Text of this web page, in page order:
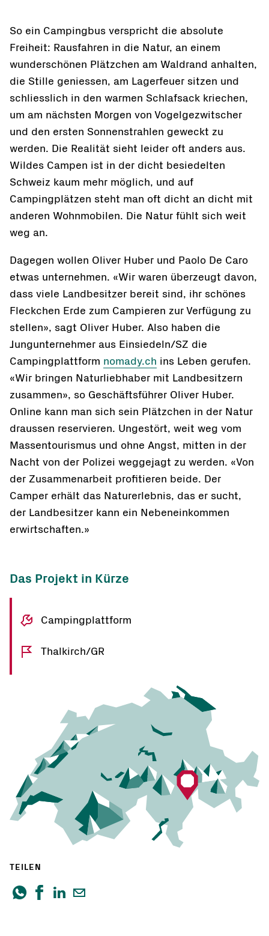
So ein Campingbus verspricht die absolute
Freiheit: Rausfahren in die Natur, an einem
wunderschönen Plätzchen am Waldrand anhalten,
die Stille geniessen, am Lagerfeuer sitzen und
schliesslich in den warmen Schlafsack kriechen,
um am nächsten Morgen von Vogelgezwitscher
und den ersten Sonnenstrahlen geweckt zu
werden. Die Realität sieht leider oft anders aus.
Wildes Campen ist in der dicht besiedelten
Schweiz kaum mehr möglich, und auf
Campingplätzen steht man oft dicht an dicht mit
anderen Wohnmobilen. Die Natur fühlt sich weit
weg an.
Dagegen wollen Oliver Huber und Paolo De Caro
etwas unternehmen. «Wir waren überzeugt davon,
dass viele Landbesitzer bereit sind, ihr schönes
Fleckchen Erde zum Campieren zur Verfügung zu
stellen», sagt Oliver Huber. Also haben die
Jungunternehmer aus Einsiedeln/SZ die
Campingplattform nomady.ch ins Leben gerufen.
«Wir bringen Naturliebhaber mit Landbesitzern
zusammen», so Geschäftsführer Oliver Huber.
Online kann man sich sein Plätzchen in der Natur
draussen reservieren. Ungestört, weit weg vom
Massentourismus und ohne Angst, mitten in der
Nacht von der Polizei weggejagt zu werden. «Von
der Zusammenarbeit profitieren beide. Der
Camper erhält das Naturerlebnis, das er sucht,
der Landbesitzer kann ein Nebeneinkommen
erwirtschaften.»
Das Projekt in Kürze
Campingplattform
Thalkirch/GR
TEILEN